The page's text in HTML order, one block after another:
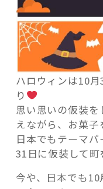
ハロウィンは10
り
思い思いの仮装
えながら、お菓子
日本でもテーマ
31日に仮装して町
今や、日本でも